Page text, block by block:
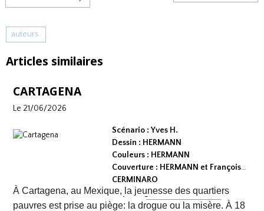
auteurs.
Articles similaires
CARTAGENA
Le 21/06/2026
Scénario : Yves H.
Dessin : HERMANN
Couleurs : HERMANN
Couverture : HERMANN et François
CERMINARO
Dépot légal : avril 2026
Editeur :
À Cartagena, au Mexique, la jeunesse des quartiers
pauvres est prise au piège: la drogue ou la misère. À 18